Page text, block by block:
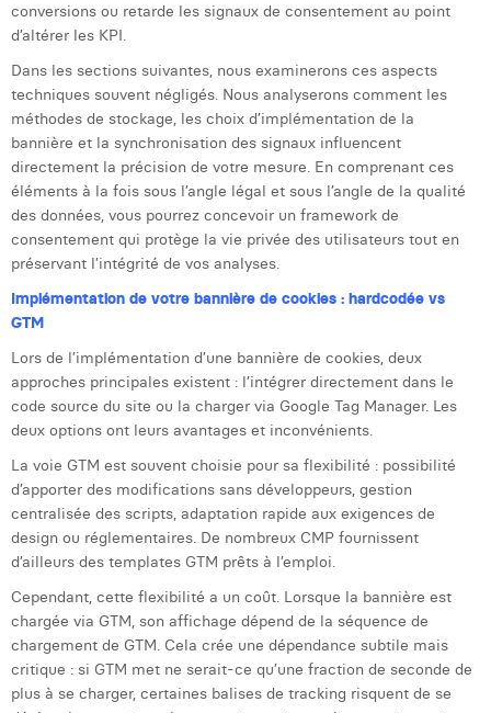
conversions ou retarde les signaux de consentement au point
d’altérer les KPI.
Dans les sections suivantes, nous examinerons ces aspects
techniques souvent négligés. Nous analyserons comment les
méthodes de stockage, les choix d’implémentation de la
bannière et la synchronisation des signaux influencent
directement la précision de votre mesure. En comprenant ces
éléments à la fois sous l’angle légal et sous l’angle de la qualité
des données, vous pourrez concevoir un framework de
consentement qui protège la vie privée des utilisateurs tout en
préservant l’intégrité de vos analyses.
Implémentation de votre bannière de cookies : hardcodée vs
GTM
Lors de l’implémentation d’une bannière de cookies, deux
approches principales existent : l’intégrer directement dans le
code source du site ou la charger via Google Tag Manager. Les
deux options ont leurs avantages et inconvénients.
La voie GTM est souvent choisie pour sa flexibilité : possibilité
d’apporter des modifications sans développeurs, gestion
centralisée des scripts, adaptation rapide aux exigences de
design ou réglementaires. De nombreux CMP fournissent
d’ailleurs des templates GTM prêts à l’emploi.
Cependant, cette flexibilité a un coût. Lorsque la bannière est
chargée via GTM, son affichage dépend de la séquence de
chargement de GTM. Cela crée une dépendance subtile mais
critique : si GTM met ne serait-ce qu’une fraction de seconde de
plus à se charger, certaines balises de tracking risquent de se